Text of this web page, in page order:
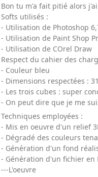
Bon tu m'a fait pitié alors
Softs utilisés :
- Utilisation de Photoshop
- Utilisation de Paint Shop
- Utilisation de COrel Draw
Respect du cahier des
- Couleur bleu
- Dimensions respectées :
- Les trois cubes : super
- On peut dire que je me
Techniques employées :
- Mis en oeuvre d'un relief
- Dégradé des couleurs
- Génération d'un fond
- Génération d'un fichier en
---L'oeuvre